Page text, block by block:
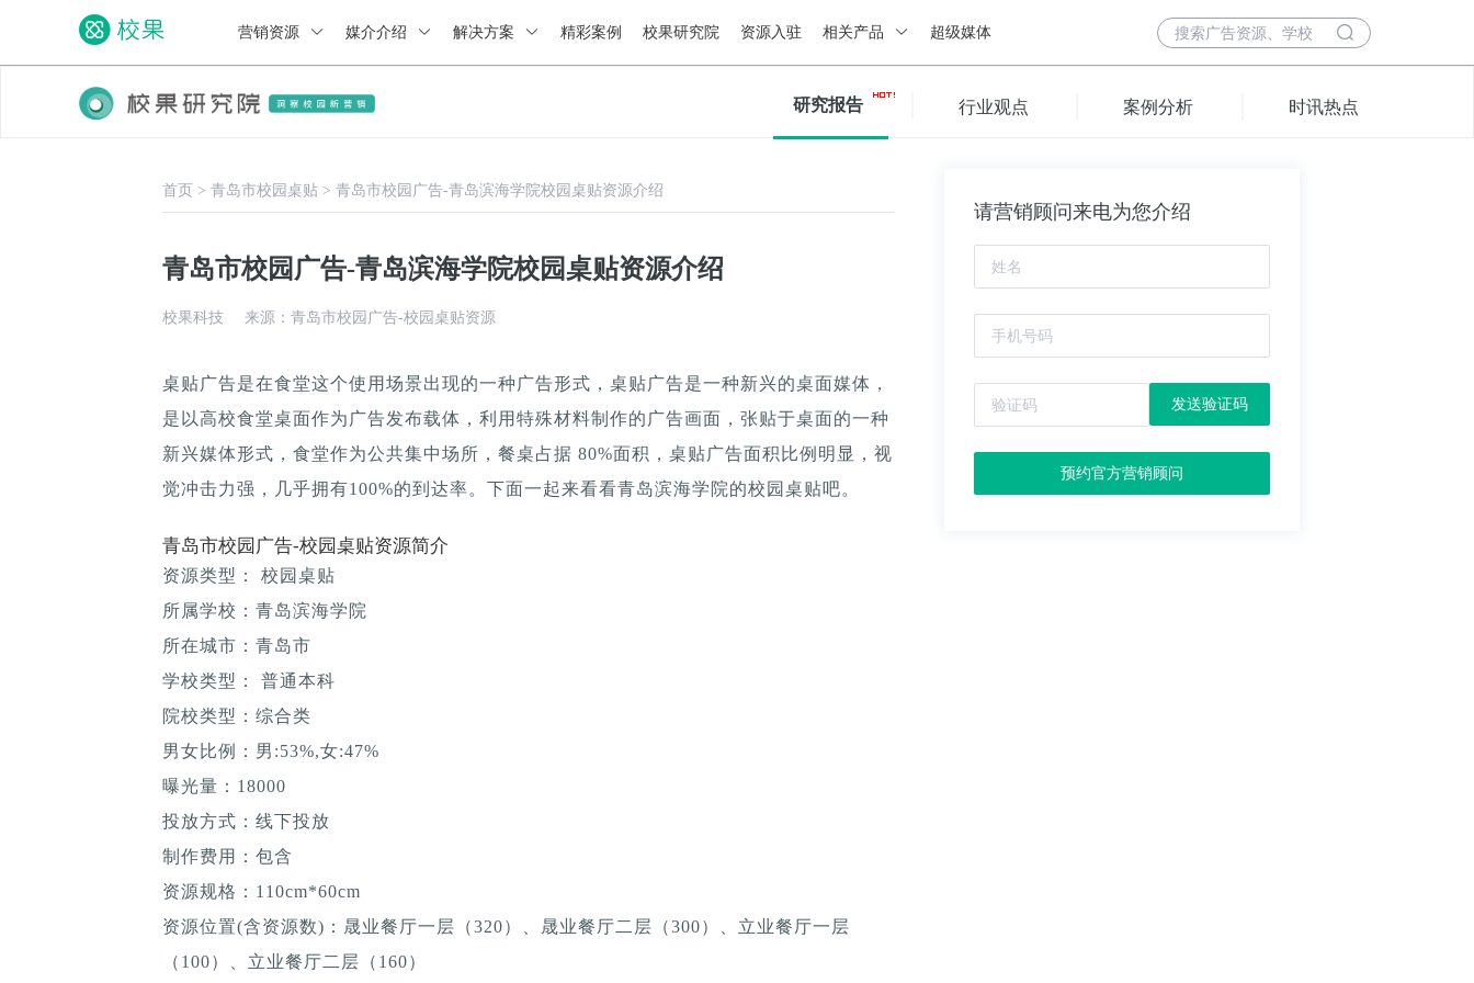
营销资源 媒介介绍 解决方案 精彩案例 校果研究院 资源入驻 相关产品 超级媒体
研究报告 行业观点 案例分析 时讯热点
首页 > 青岛市校园桌贴 > 青岛市校园广告-青岛滨海学院校园桌贴资源介绍
青岛市校园广告-青岛滨海学院校园桌贴资源介绍
校果科技 来源：青岛市校园广告-校园桌贴资源
桌贴广告是在食堂这个使用场景出现的一种广告形式，桌贴广告是一种新兴的桌面媒体，
是以高校食堂桌面作为广告发布载体，利用特殊材料制作的广告画面，张贴于桌面的一种
新兴媒体形式，食堂作为公共集中场所，餐桌占据 80%面积，桌贴广告面积比例明显，视
觉冲击力强，几乎拥有100%的到达率。下面一起来看看青岛滨海学院的校园桌贴吧。
青岛市校园广告-校园桌贴资源简介
资源类型： 校园桌贴
所属学校：青岛滨海学院
所在城市：青岛市
学校类型： 普通本科
院校类型：综合类
男女比例：男:53%,女:47%
曝光量：18000
投放方式：线下投放
制作费用：包含
资源规格：110cm*60cm
资源位置(含资源数)：晟业餐厅一层（320）、晟业餐厅二层（300）、立业餐厅一层
（100）、立业餐厅二层（160）
请营销顾问来电为您介绍
发送验证码
预约官方营销顾问